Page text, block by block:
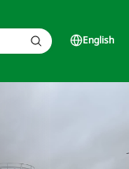
English